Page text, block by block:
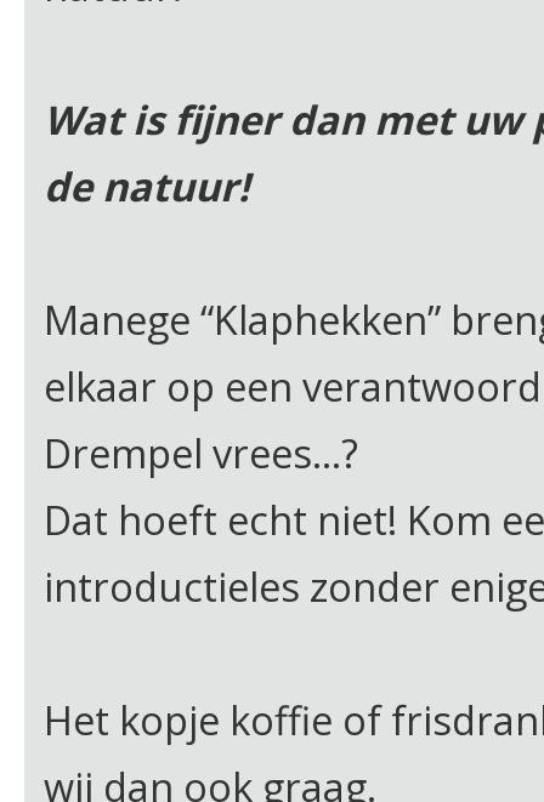
Wat is fijner dan met uw
de natuur!
Manege “Klaphekken”
elkaar op een
Drempel vrees...?
Dat hoeft echt niet! Kom
introductieles zonder
Het kopje koffie of
wij dan ook graag.